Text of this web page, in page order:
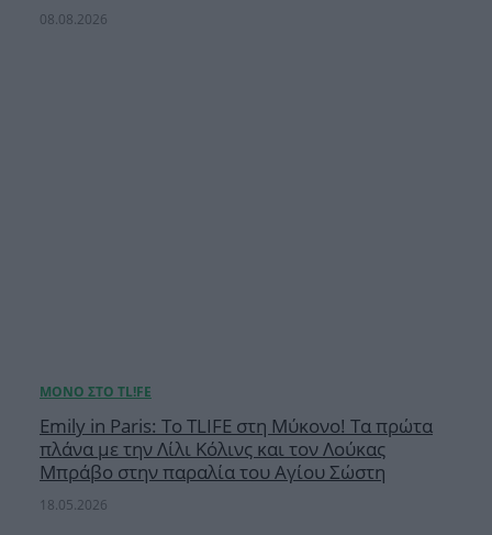
08.08.2026
Emily in Paris: Το TLIFE στη Μύκονο! Τα πρώτα
πλάνα με την Λίλι Κόλινς και τον Λούκας
Μπράβο στην παραλία του Αγίου Σώστη
18.05.2026